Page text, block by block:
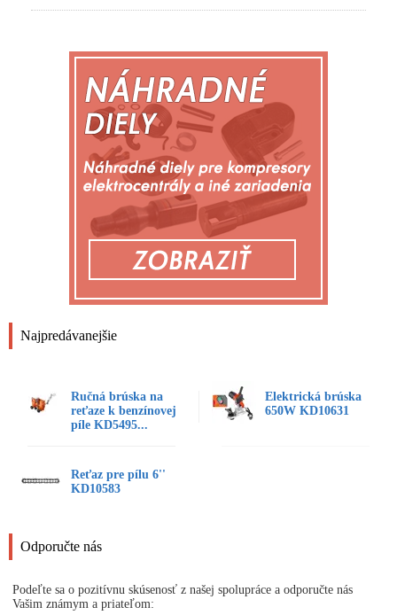
Najpredávanejšie
Ručná brúska na
reťaze k benzínovej
píle KD5495...
Elektrická brúska
650W KD10631
Reťaz pre pílu 6''
KD10583
Odporučte nás
Podeľte sa o pozitívnu skúsenosť z našej spolupráce a odporučte nás
Vašim známym a priateľom: